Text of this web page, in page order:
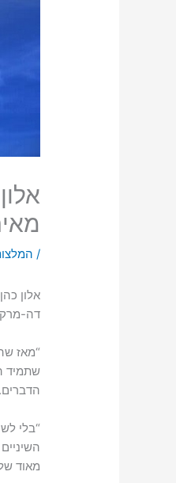
/
אלון
דה-
“מאז
שתמיד
“בלי
מאוד